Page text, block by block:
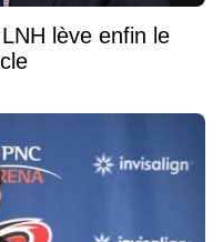
lève enfin le